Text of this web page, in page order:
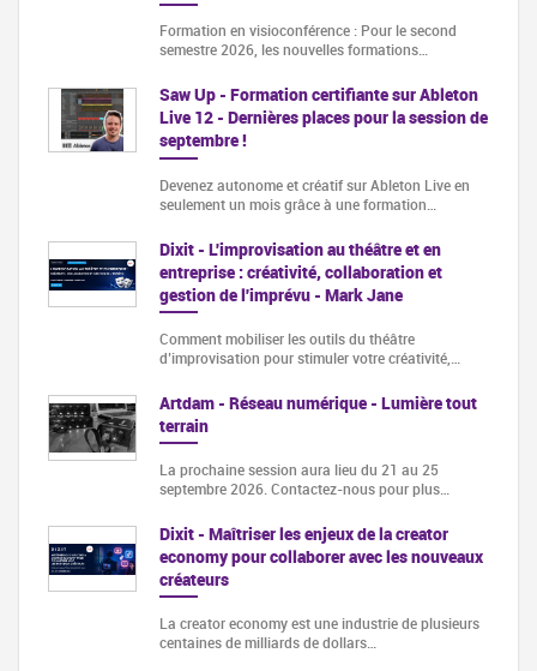
Formation en visioconférence : Pour le second
semestre 2026, les nouvelles formations…
Saw Up - Formation certifiante sur Ableton
Live 12 - Dernières places pour la session de
septembre !
Devenez autonome et créatif sur Ableton Live en
seulement un mois grâce à une formation…
Dixit - L'improvisation au théâtre et en
entreprise : créativité, collaboration et
gestion de l'imprévu - Mark Jane
Comment mobiliser les outils du théâtre
d’improvisation pour stimuler votre créativité,…
Artdam - Réseau numérique - Lumière tout
terrain
La prochaine session aura lieu du 21 au 25
septembre 2026. Contactez-nous pour plus…
Dixit - Maîtriser les enjeux de la creator
economy pour collaborer avec les nouveaux
créateurs
La creator economy est une industrie de plusieurs
centaines de milliards de dollars…